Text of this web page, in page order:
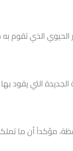
الذي تقوم
الجديدة التي
مؤكداً أن ما